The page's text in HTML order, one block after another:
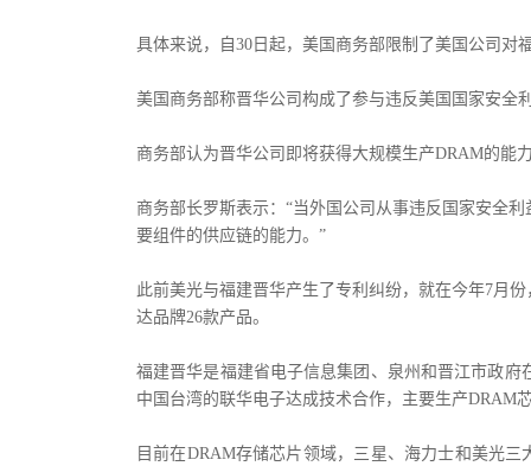
具体来说，自30日起，美国商务部限制了美国公司对
美国商务部称晋华公司构成了参与违反美国国家安全
商务部认为晋华公司即将获得大规模生产DRAM的能
商务部长罗斯表示：“当外国公司从事违反国家安全
要组件的供应链的能力。”
此前美光与福建晋华产生了专利纠纷，就在今年7月
达品牌26款产品。
福建晋华是福建省电子信息集团、泉州和晋江市政府
中国台湾的联华电子达成技术合作，主要生产DRAM
目前在DRAM存储芯片领域，三星、海力士和美光